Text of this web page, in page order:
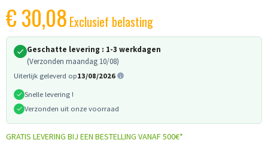
€ 30,08 Exclusief belasting
Geschatte levering : 1-3 werkdagen
(Verzonden maandag 10/08)
Uiterlijk geleverd op13/08/2026
Snelle levering !
Verzonden uit onze voorraad
GRATIS LEVERING BIJ EEN BESTELLING VANAF 500€*